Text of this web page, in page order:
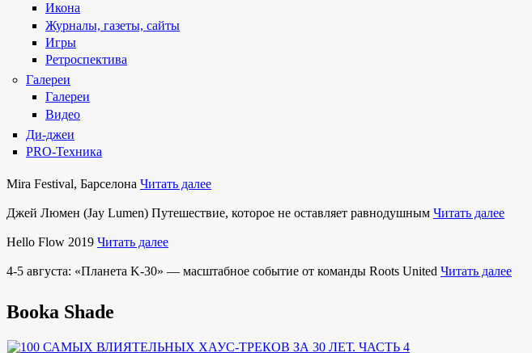
Икона
Журналы, газеты, сайты
Игры
Ретроспектива
Галереи
Галереи
Видео
Ди-джеи
PRO-Техника
Mira Festival, Барселона Читать далее
Джей Люмен (Jay Lumen) Путешествие, которое не оставляет равнодушным Читать далее
Hello Flow 2019 Читать далее
4-5 августа: «Планета K-30» — масштабное событие от команды Roots United Читать далее
Booka Shade